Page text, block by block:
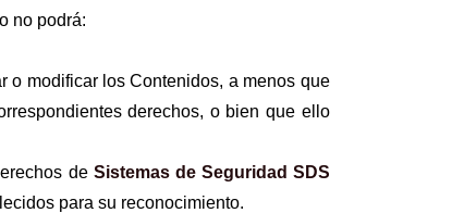
no podrá:
o modificar los Contenidos, a menos que
derechos, o bien que ello
de Sistemas de Seguridad SDS
para su reconocimiento.